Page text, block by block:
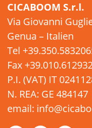
CICABOOM S.r.l.
Via Giovanni
Genua – Italien
Tel
Fax
P.I. (VAT) IT
N. REA: GE 484147
email: